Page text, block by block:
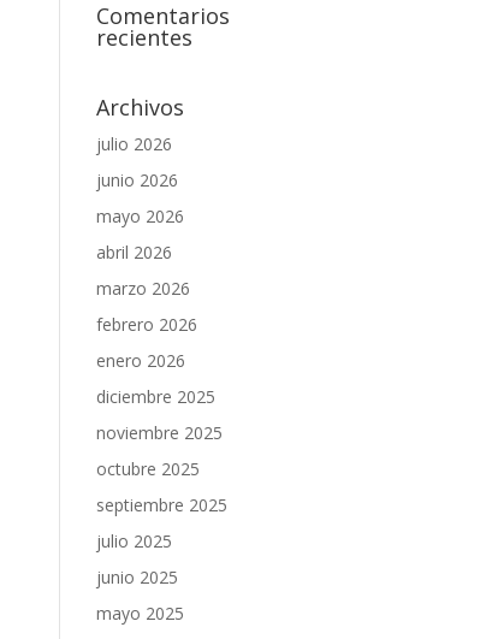
Comentarios
recientes
Archivos
julio 2026
junio 2026
mayo 2026
abril 2026
marzo 2026
febrero 2026
enero 2026
diciembre 2025
noviembre 2025
octubre 2025
septiembre 2025
julio 2025
junio 2025
mayo 2025